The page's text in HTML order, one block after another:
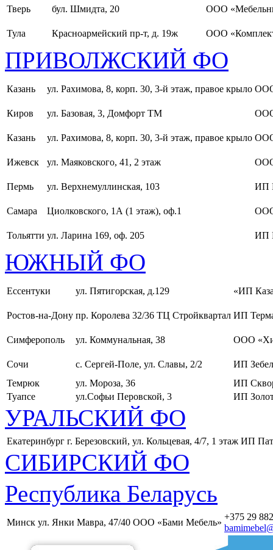
Тверь
бул. Шмидта, 20 ООО
Тула Красноармейский пр-т, д. 19ж ООО
ПРИВОЛЖСКИЙ ФО
Казань ул. Рахимова, 8, корп. 30, 3-й этаж, правое крыло
Киров ул. Базовая, 3, Домфорт ТМ
Казань ул. Рахимова, 8, корп. 30, 3-й этаж, правое крыло
Ижевск ул. Маяковского, 41, 2 этаж
Пермь ул. Верхнемуллинская, 103 ИП
Самара Циолковского, 1А (1 этаж), оф.1
Тольятти ул. Ларина 169, оф. 205 ИП
ЮЖНЫЙ ФО
Ессентуки ул. Пятигорская, д.129 «ИП
Ростов-на-Дону пр. Королева 32/36 ТЦ Стройквартал ИП
Симферополь ул. Коммунальная, 38 ООО
Сочи с. Сергей-Поле, ул. Славы, 2/2
ИП
Темрюк
ул. Мороза, 36
ИП
Туапсе
ул.Софьи Перовской, 3 ИП
УРАЛЬСКИЙ ФО
Екатеринбург г. Березовский, ул. Кольцевая, 4/7, 1 этаж ИП
СИБИРСКИЙ ФО
Республика Беларусь
Минск ул. Янки Мавра, 47/40 ООО «Бами Мебель»
+375 29